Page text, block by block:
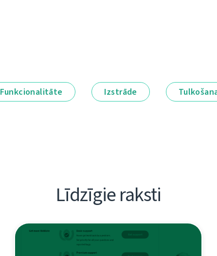
Funkcionalitāte Izstrāde
Līdzīgie raksti